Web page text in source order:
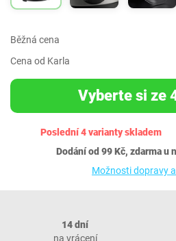
Běžná cena
Cena od Karla
Vyberte si ze
Poslední 4 varianty skladem
Dodání od 99 Kč, zdarma u
Možnosti dopravy
14 dní
na vrácení